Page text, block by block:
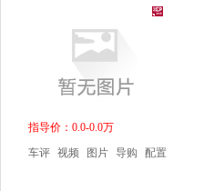
指导价：0.0-0.0万
车评 视频 图片 导购 配置